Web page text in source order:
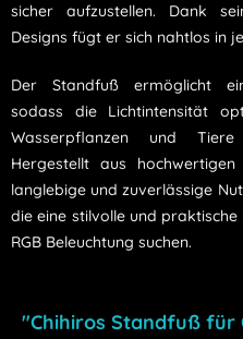
sicher aufzustellen. Dank
Designs fügt er sich nahtlos in
Der Standfuß ermöglicht
sodass die Lichtintensität
Wasserpflanzen und
Hergestellt aus
langlebige und zuverlässige
die eine stilvolle und praktische
RGB Beleuchtung suchen.
"Chihiros Standfuß für